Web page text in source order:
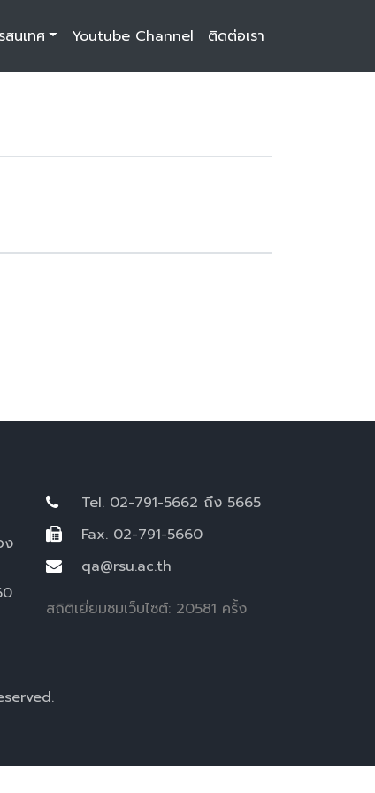
สนเทศ Youtube Channel ติดต่อเรา
ง
Tel. 02-791-5662 ถึง 5665
Fax. 02-791-5660
qa@rsu.ac.th
สถิติเยี่ยมชมเว็บไซต์: 20581 ครั้ง